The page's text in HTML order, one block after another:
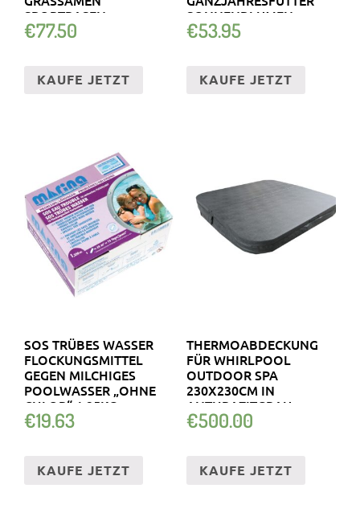
SPORTRASEN
SPIELRASEN
€77.50
KAUFE JETZT
SONNENBLUMEN
€53.95
KAUFE JETZT
SOS TRÜBES WASSER
FLOCKUNGSMITTEL
GEGEN MILCHIGES
POOLWASSER „OHNE
CHLOR“ 1,25KG
€19.63
KAUFE JETZT
THERMOABDECKUNG
FÜR WHIRLPOOL
OUTDOOR SPA
230X230CM IN
ANTHRAZITGRAU
AUSSENWHIRLPOOL
€500.00
KAUFE JETZT